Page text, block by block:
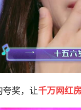
奖，让千万网红